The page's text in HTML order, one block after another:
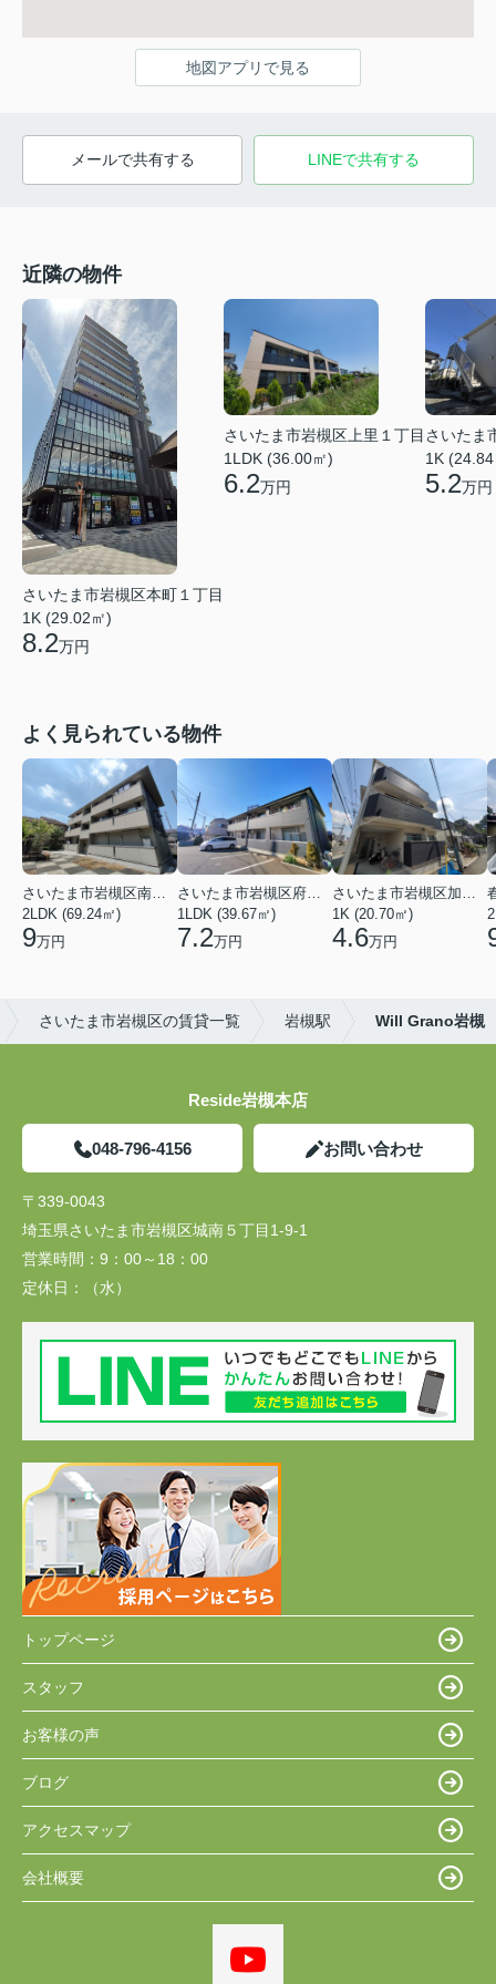
地図アプリで見る
メールで共有する LINEで共有する
近隣の物件
さいたま市岩槻区本町１丁目
1K (29.02㎡)
8.2万円
さいたま市岩槻区上里１丁目
1LDK (36.00㎡)
6.2万円
さいたま
1K
5.2万円
よく見られている物件
2LDK (69.24㎡)
9万円
1LDK (39.67㎡)
7.2万円
1K (20.70㎡)
4.6万円
さいたま市岩槻区の賃貸一覧 岩槻駅 Will Grano岩槻
Reside岩槻本店
048-796-4156 お問い合わせ
〒339-0043
埼玉県さいたま市岩槻区城南５丁目1-9-1
営業時間： 9：00～18：00
定休日：
（水）
トップページ
スタッフ
お客様の声
ブログ
アクセスマップ
会社概要